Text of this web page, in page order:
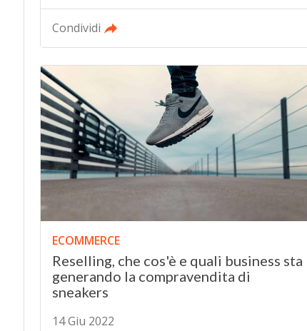
Condividi
ECOMMERCE
Reselling, che cos'è e quali business sta
generando la compravendita di
sneakers
14 Giu 2022